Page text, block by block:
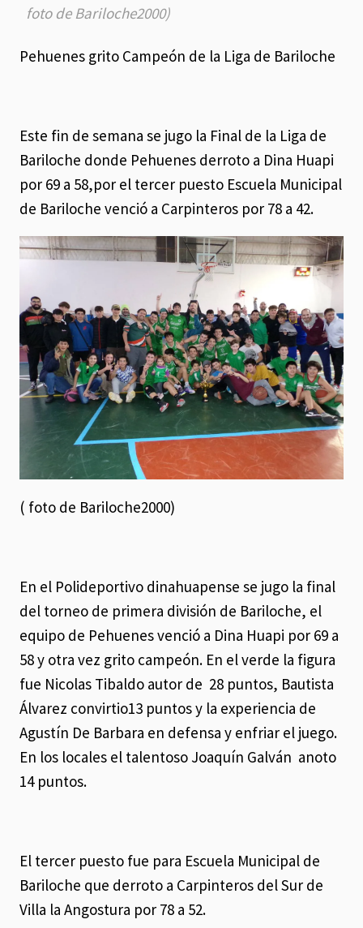
foto de Bariloche2000)
Pehuenes grito Campeón de la Liga de Bariloche
Este fin de semana se jugo la Final de la Liga de
Bariloche donde Pehuenes derroto a Dina Huapi
por 69 a 58,por el tercer puesto Escuela Municipal
de Bariloche venció a Carpinteros por 78 a 42.
( foto de Bariloche2000)
En el Polideportivo dinahuapense se jugo la final
del torneo de primera división de Bariloche, el
equipo de Pehuenes venció a Dina Huapi por 69 a
58 y otra vez grito campeón. En el verde la figura
fue Nicolas Tibaldo autor de 28 puntos, Bautista
Álvarez convirtio13 puntos y la experiencia de
Agustín De Barbara en defensa y enfriar el juego.
En los locales el talentoso Joaquín Galván anoto
14 puntos.
El tercer puesto fue para Escuela Municipal de
Bariloche que derroto a Carpinteros del Sur de
Villa la Angostura por 78 a 52.